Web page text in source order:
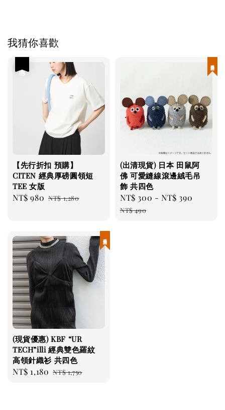
我猜你喜歡
【先行折扣 預購】
CITEN 經典厚磅圓領短
TEE 女版
Sale
NT$ 980 Regular
NT$ 1,280
(出清現貨) 日本 田鼠阿
佛 可愛縫線滾邊絨毛吊
飾 共四色
Sale
price
NT$ 300 -NT$ 390
NT$ 490
(現貨優惠) KBF “UR
TECH”illi 經典雙色羅紋
高領針織衫 共四色
Sale
NT$ 1,180 Regular
NT$ 1,750